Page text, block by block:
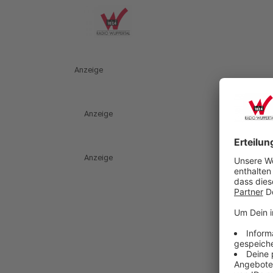
Anzeige
Anzeige
Anzeige